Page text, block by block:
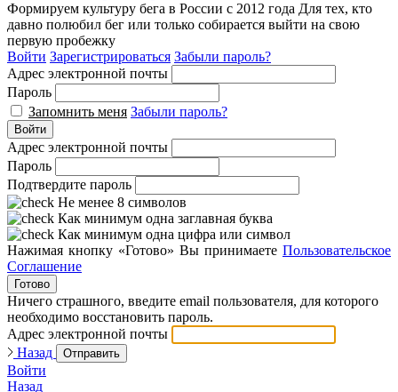
Формируем культуру бега в России с 2012 года Для тех, кто
давно полюбил бег или только собирается выйти на свою
первую пробежку
Войти Зарегистрироваться Забыли пароль?
Адрес электронной почты
Пароль
Запомнить меня Забыли пароль?
Войти
Адрес электронной почты
Пароль
Подтвердите пароль
Не менее 8 символов
Как минимум одна заглавная буква
Как минимум одна цифра или символ
Нажимая кнопку «Готово» Вы принимаете Пользовательское
Соглашение
Готово
Ничего страшного, введите email пользователя, для которого
необходимо восстановить пароль.
Адрес электронной почты
Назад
Отправить
Войти
Назад